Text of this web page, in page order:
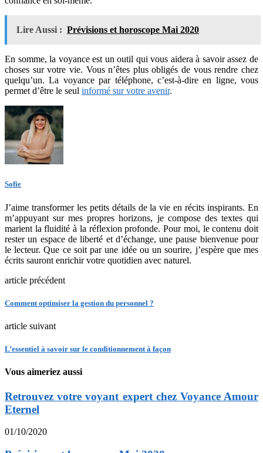
Lire Aussi : Prévisions et horoscope Mai 2020
En somme, la voyance est un outil qui vous aidera à savoir assez de
choses sur votre vie. Vous n’êtes plus obligés de vous rendre chez
quelqu’un. La voyance par téléphone, c’est-à-dire en ligne, vous
permet d’être le seul informé sur votre avenir.
Sofie
J’aime transformer les petits détails de la vie en récits inspirants. En
m’appuyant sur mes propres horizons, je compose des textes qui
marient la fluidité à la réflexion profonde. Pour moi, le contenu doit
rester un espace de liberté et d’échange, une pause bienvenue pour
le lecteur. Que ce soit par une idée ou un sourire, j’espère que mes
écrits sauront enrichir votre quotidien avec naturel.
article précédent
Comment optimiser la gestion du personnel ?
article suivant
L’essentiel à savoir sur le conditionnement à façon
Vous aimeriez aussi
Retrouvez votre voyant expert chez Voyance Amour
Eternel
01/10/2020